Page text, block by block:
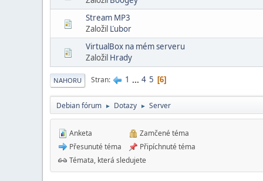
Stream MP3
Založil Ľubor
VirtualBox na mém serveru
Založil Hrady
NAHORU Stran 1 ... 4 5 6
Debian fórum ► Dotazy ► Server
Anketa
Přesunuté téma
Zamčené téma
Připíchnuté téma
Témata, která sledujete